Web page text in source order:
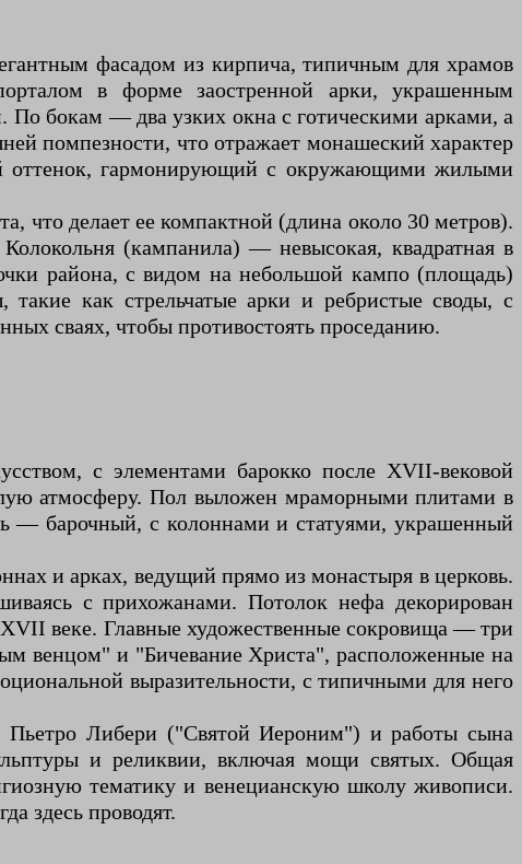
фасадом из кирпича, типичным для храмов
в форме заостренной арки, украшенным
бокам — два узких окна с готическими арками, а
помпезности, что отражает монашеский характер
оттенок, гармонирующий с окружающими жилыми
делает ее компактной (длина около 30 метров).
(кампанила) — невысокая, квадратная в
района, с видом на небольшой кампо (площадь)
такие как стрельчатые арки и ребристые своды, с
сваях, чтобы противостоять проседанию.
с элементами барокко после XVII-вековой
атмосферу. Пол выложен мраморными плитами в
— барочный, с колоннами и статуями, украшенный
и арках, ведущий прямо из монастыря в церковь.
с прихожанами. Потолок нефа декорирован
веке. Главные художественные сокровища — три
венцом" и "Бичевание Христа", расположенные на
выразительности, с типичными для него
Пьетро Либери ("Святой Иероним") и работы сына
и реликвии, включая мощи святых. Общая
тематику и венецианскую школу живописи.
здесь проводят.